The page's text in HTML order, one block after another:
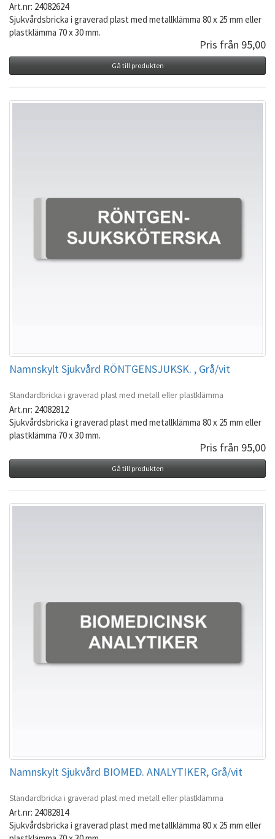
Art.nr: 24082624
Sjukvårdsbricka i graverad plast med metallklämma 80 x 25 mm eller
plastklämma 70 x 30 mm.
Pris från 95,00
Gå till produkten
Namnskylt Sjukvård RÖNTGENSJUKSK. , Grå/vit
Standardbricka i graverad plast med metall eller plastklämma
Art.nr: 24082812
Sjukvårdsbricka i graverad plast med metallklämma 80 x 25 mm eller
plastklämma 70 x 30 mm.
Pris från 95,00
Gå till produkten
Namnskylt Sjukvård BIOMED. ANALYTIKER, Grå/vit
Standardbricka i graverad plast med metall eller plastklämma
Art.nr: 24082814
Sjukvårdsbricka i graverad plast med metallklämma 80 x 25 mm eller